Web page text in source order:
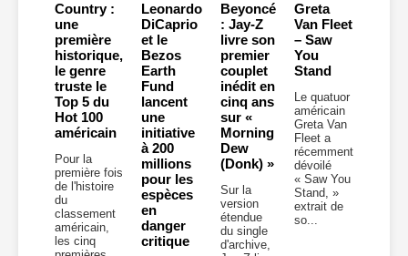
Country :
une
première
historique,
le genre
truste le
Top 5 du
Hot 100
américain
Pour la
première fois
de l'histoire
du
classement
américain,
les cinq
Leonardo
DiCaprio
et le
Bezos
Earth
Fund
lancent
une
initiative
à 200
millions
pour les
espèces
en
danger
critique
Beyoncé
: Jay-Z
livre son
premier
couplet
inédit en
cinq ans
sur «
Morning
Dew
(Donk) »
Sur la
version
étendue
du single
d'archive,
Greta
Van Fleet
– Saw
You
Stand
Le quatuor
américain
Greta Van
Fleet a
récemment
dévoilé
« Saw You
Stand, »
extrait de
so...